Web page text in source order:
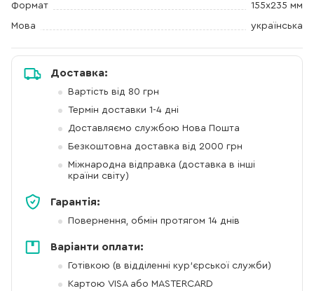
Формат 155x235 мм
Мова українська
Доставка:
Вартість від 80 грн
Термін доставки 1-4 дні
Доставляємо службою Нова Пошта
Безкоштовна доставка від 2000 грн
Міжнародна відправка (доставка в інші
країни світу)
Гарантія:
Повернення, обмін протягом 14 днів
Варіанти оплати:
Готівкою (в відділенні кур'єрської служби)
Картою VISA або MASTERCARD